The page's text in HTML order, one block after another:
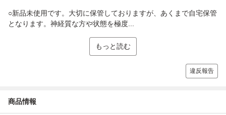
○新品未使用です。大切に保管しておりますが、あくまで自宅保管
となります。神経質な方や状態を極度...
もっと読む
違反報告
商品情報